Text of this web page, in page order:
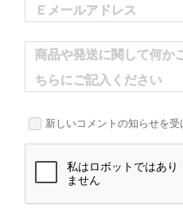
Ｅメールアドレス
商品や発送に関して何か
ちらにご記入ください
新しいコメントの知らせを受